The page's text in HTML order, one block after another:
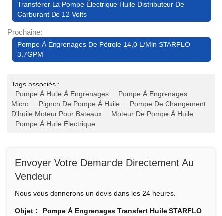
Transférer La Pompe Électrique Huile Distributeur De
Carburant De 12 Volts
Prochaine:
Pompe À Engrenages De Pétrole 14,0 L/min STARFLO
3.7GPM
Tags associés :
Pompe À Huile À Engrenages
Pompe À Engrenages
Micro
Pignon De Pompe À Huile
Pompe De Changement
D'huile Moteur Pour Bateaux
Moteur De Pompe À Huile
Pompe À Huile Électrique
Envoyer Votre Demande Directement Au
Vendeur
Nous vous donnerons un devis dans les 24 heures.
Objet :
Pompe À Engrenages Transfert Huile STARFLO